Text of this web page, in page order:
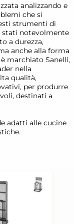
analizzando e
che si
strumenti di
stati notevolmente
a durezza,
anche alla forma
marchiato Sanelli,
nella
qualità,
per produrre
destinati a
adatti alle cucine